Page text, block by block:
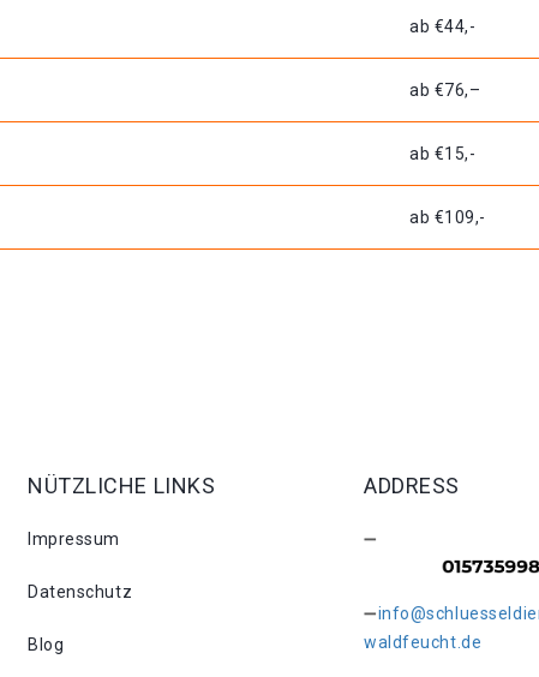
ab €44,-
ab €76,–
ab €15,-
ab €109,-
NÜTZLICHE LINKS
Impressum
Datenschutz
Blog
ADDRESS
waldfeucht.de